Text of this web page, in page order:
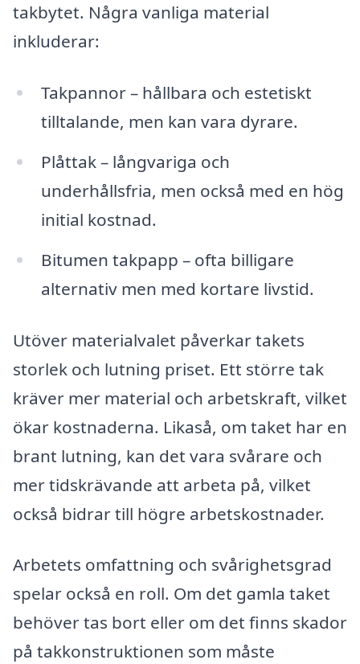
takbytet. Några vanliga material
inkluderar:
Takpannor – hållbara och estetiskt
tilltalande, men kan vara dyrare.
Plåttak – långvariga och
underhållsfria, men också med en hög
initial kostnad.
Bitumen takpapp – ofta billigare
alternativ men med kortare livstid.
Utöver materialvalet påverkar takets
storlek och lutning priset. Ett större tak
kräver mer material och arbetskraft, vilket
ökar kostnaderna. Likaså, om taket har en
brant lutning, kan det vara svårare och
mer tidskrävande att arbeta på, vilket
också bidrar till högre arbetskostnader.
Arbetets omfattning och svårighetsgrad
spelar också en roll. Om det gamla taket
behöver tas bort eller om det finns skador
på takkonstruktionen som måste